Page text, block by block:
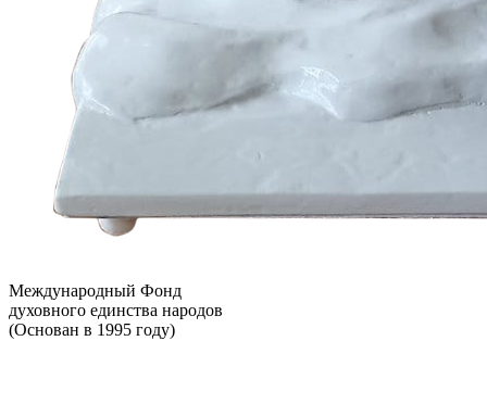
Международный Фонд
духовного единства народов
(Основан в 1995 году)